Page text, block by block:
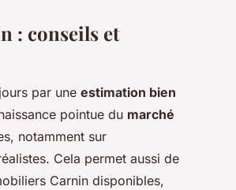
: conseils et
par une estimation bien
pointue du marché
notamment sur
Cela permet aussi de
Carnin disponibles,